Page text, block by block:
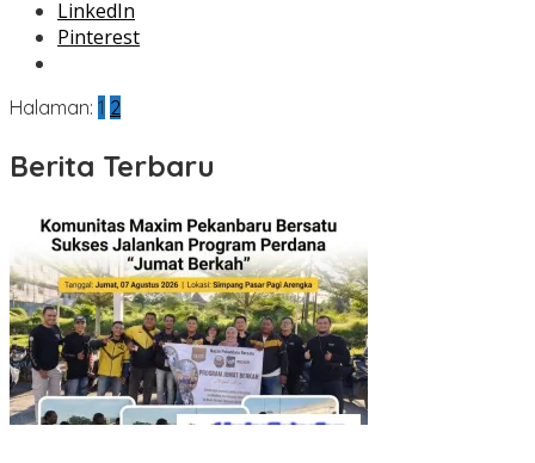
LinkedIn
Pinterest
Halaman: 1 2
Berita Terbaru